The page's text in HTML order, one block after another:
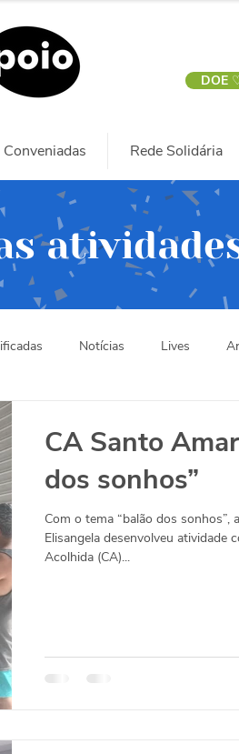
DOE
Rede Solidária
Notícias Lives
CA Santo
dos sonhos”
Com o tema “balão dos sonhos”,
Elisangela desenvolveu atividade
Acolhida (CA)...